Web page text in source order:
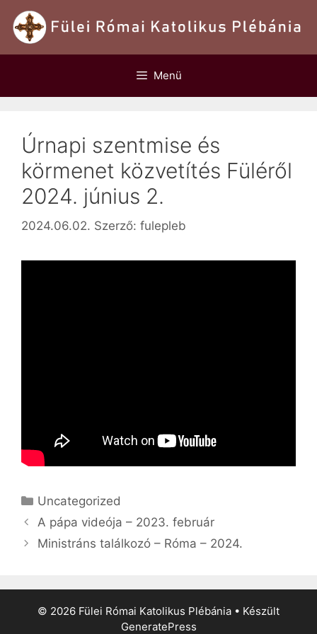
Kilépés
tartalomba
Menü
Úrnapi szentmise és
körmenet közvetítés Füléről
2024. június 2.
2024.06.02. Szerző: fulepleb
Kategória
Uncategorized
A pápa videója – 2023. február
Ministráns találkozó – Róma – 2024.
© 2026 Fülei Római Katolikus Plébánia • Készült
GeneratePress